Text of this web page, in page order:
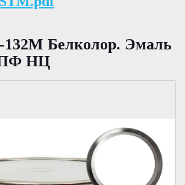
Белколор. Эмаль
ПФ НЦ